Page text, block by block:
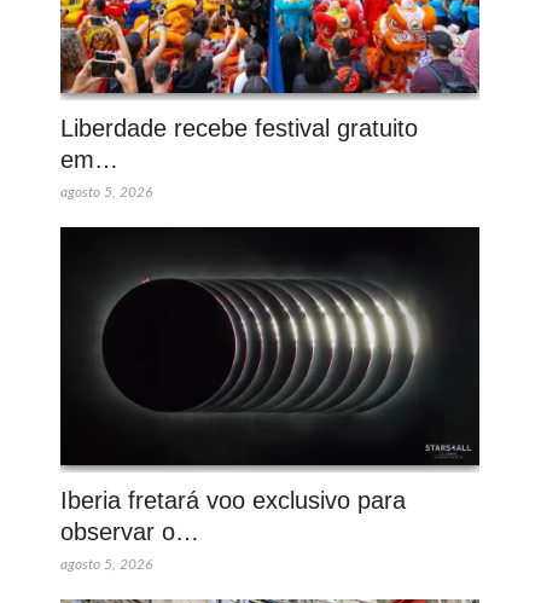
Liberdade recebe festival gratuito
em…
agosto 5, 2026
Iberia fretará voo exclusivo para
observar o…
agosto 5, 2026